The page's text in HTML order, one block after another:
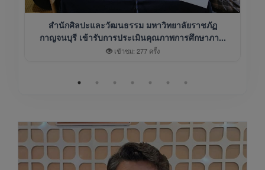
สำนักศิลปะและวัฒนธรรม มหาวิทยาลัยราชภัฏ
กาญจนบุรี เข้ารับการประเมินคุณภาพการศึกษาภา...
เข้าชม: 277 ครั้ง